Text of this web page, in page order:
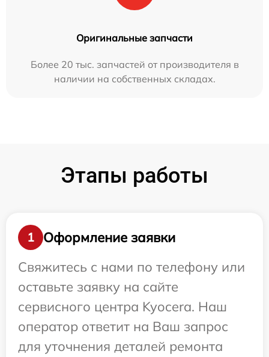
Оригинальные запчасти
Более 20 тыс. запчастей от производителя в
наличии на собственных складах.
Этапы работы
1
Оформление заявки
Свяжитесь с нами по телефону или
оставьте заявку на сайте
сервисного центра Kyocera. Наш
оператор ответит на Ваш запрос
для уточнения деталей ремонта